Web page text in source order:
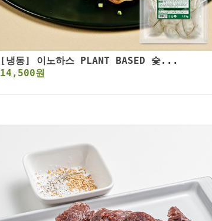
[냉동] 이노하스 PLANT BASED 숯...
14,500원